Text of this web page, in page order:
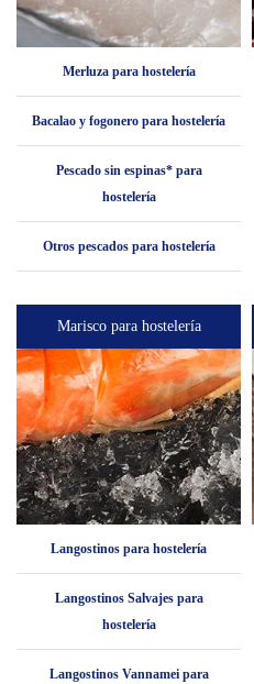
Merluza para hostelería
Bacalao y fogonero para hostelería
Pescado sin espinas* para
hostelería
Otros pescados para hostelería
Marisco para hostelería
Langostinos para hostelería
Langostinos Salvajes para
hostelería
Langostinos Vannamei para